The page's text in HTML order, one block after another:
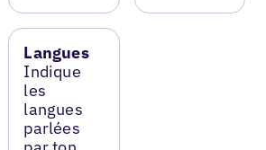
Langues
Indique
les
langues
parlées